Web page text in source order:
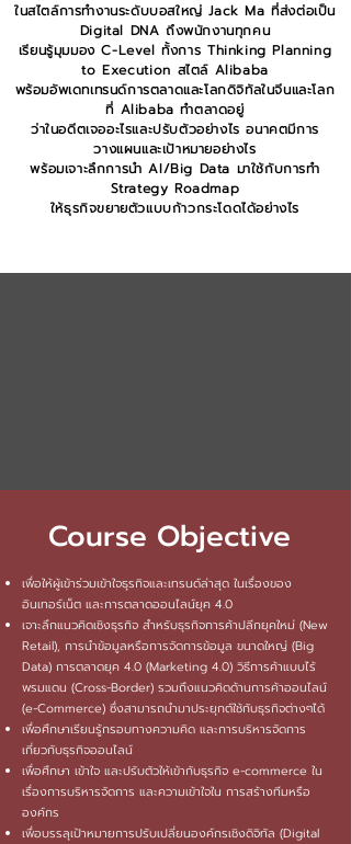
ในสไตล์การทำงานระดับบอสใหญ่ Jack Ma ที่ส่งต่อเป็น
Digital DNA ถึงพนักงานทุกคน
เรียนรู้มุมมอง C-Levelทั้งการ Thinking Planning
to Execution สไตล์ Alibaba
พร้อมอัพเดทเทรนด์การตลาดและโลกดิจิทัลในจีนและโลก
ที่ Alibaba ทำตลาดอยู่
ว่าในอดีตเจออะไรและปรับตัวอย่างไร อนาคตมีการ
วางแผนและเป้าหมายอย่างไร
พร้อมเจาะลึกการนำ AI/Big Data มาใช้กับการทำ
Strategy Roadmap
ให้ธุรกิจขยายตัวแบบก้าวกระโดดได้อย่างไร
Course Objective
เพื่อให้ผู้เข้าร่วมเข้าใจธุรกิจและเทรนด์ล่าสุด ในเรื่องของ
อินเทอร์เน็ต และการตลาดออนไลน์ยุค 4.0
เจาะลึกแนวคิดเชิงธุรกิจ สำหรับธุรกิจการค้าปลีกยุคใหม่ (New
Retail), การนำข้อมูลหรือการจัดการข้อมูล ขนาดใหญ่ (Big
Data) การตลาดยุค 4.0 (Marketing 4.0) วิธีการค้าแบบไร้
พรมแดน (Cross-Border) รวมถึงแนวคิดด้านการค้าออนไลน์
(e-Commerce) ซึ่งสามารถนำมาประยุกต์ใช้กับธุรกิจต่างๆได้
เพื่อศึกษาเรียนรู้กรอบทางความคิด และการบริหารจัดการ
เกี่ยวกับธุรกิจออนไลน์
เพื่อศึกษา เข้าใจ และปรับตัวให้เข้ากับธุรกิจ e-commerce ใน
เรื่องการบริหารจัดการ และความเข้าใจใน การสร้างทีมหรือ
องค์กร
เพื่อบรรลุเป้าหมายการปรับเปลี่ยนองค์กรเชิงดิจิทัล (Digital